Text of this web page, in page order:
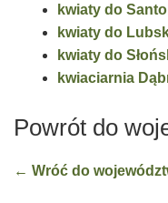
kwiaty do
kwiaty do
kwiaty do
kwiaciarnia
Powrót do
← Wróć do